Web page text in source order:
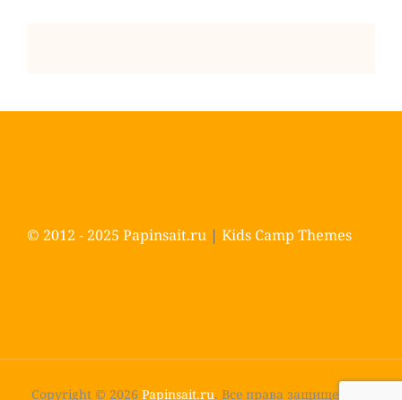
© 2012 - 2025 Papinsait.ru | Kids Camp Themes
Copyright © 2026 Papinsait.ru. Все права защищены.